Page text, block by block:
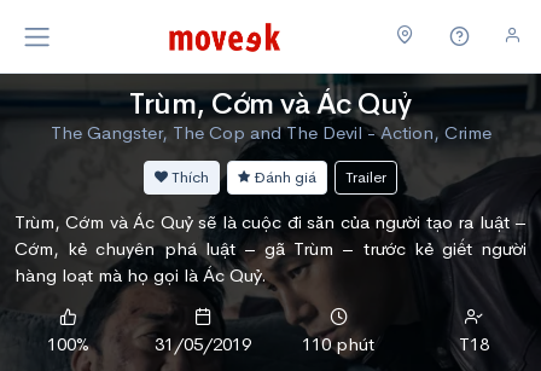
Trùm, Cớm và Ác Quỷ
The Gangster, The Cop and The Devil - Action, Crime
Thích Đánh giá Trailer
Trùm, Cớm và Ác Quỷ sẽ là cuộc đi săn của người tạo ra luật –
Cớm, kẻ chuyên phá luật – gã Trùm – trước kẻ giết người
hàng loạt mà họ gọi là Ác Quỷ.
100% 31/05/2019 110 phút
T18